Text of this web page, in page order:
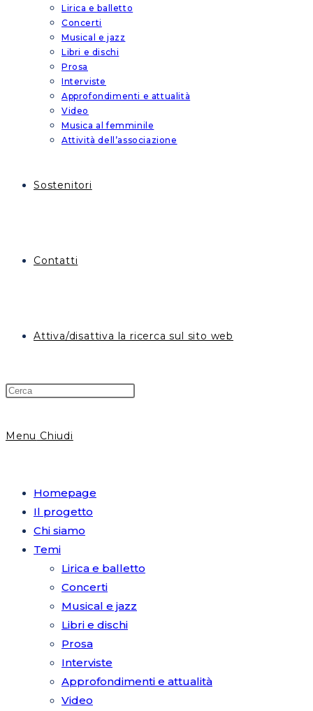
Lirica e balletto
Concerti
Musical e jazz
Libri e dischi
Prosa
Interviste
Approfondimenti e attualità
Video
Musica al femminile
Attività dell’associazione
Sostenitori
Contatti
Attiva/disattiva la ricerca sul sito web
Menu Chiudi
Homepage
Il progetto
Chi siamo
Temi
Lirica e balletto
Concerti
Musical e jazz
Libri e dischi
Prosa
Interviste
Approfondimenti e attualità
Video